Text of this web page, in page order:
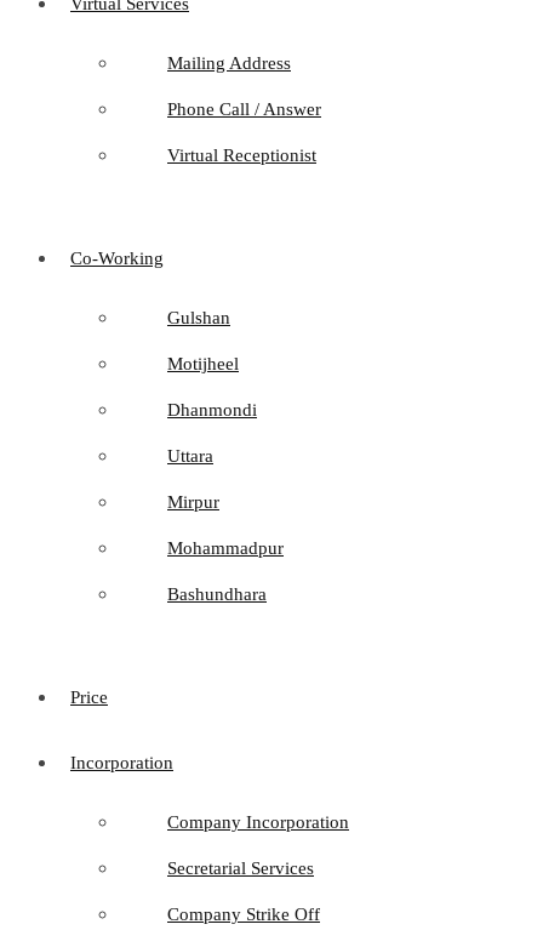
Mailing Address
Phone Call / Answer
Virtual Receptionist
Co-Working
Gulshan
Motijheel
Dhanmondi
Uttara
Mirpur
Mohammadpur
Bashundhara
Price
Incorporation
Company Incorporation
Secretarial Services
Company Strike Off